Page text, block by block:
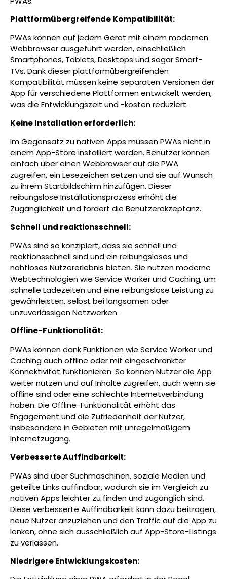
Plattformübergreifende Kompatibilität:
PWAs können auf jedem Gerät mit einem modernen
Webbrowser ausgeführt werden, einschließlich
Smartphones, Tablets, Desktops und sogar Smart-
TVs. Dank dieser plattformübergreifenden
Kompatibilität müssen keine separaten Versionen der
App für verschiedene Plattformen entwickelt werden,
was die Entwicklungszeit und -kosten reduziert.
Keine Installation erforderlich:
Im Gegensatz zu nativen Apps müssen PWAs nicht in
einem App-Store installiert werden. Benutzer können
einfach über einen Webbrowser auf die PWA
zugreifen, ein Lesezeichen setzen und sie auf Wunsch
zu ihrem Startbildschirm hinzufügen. Dieser
reibungslose Installationsprozess erhöht die
Zugänglichkeit und fördert die Benutzerakzeptanz.
Schnell und reaktionsschnell:
PWAs sind so konzipiert, dass sie schnell und
reaktionsschnell sind und ein reibungsloses und
nahtloses Nutzererlebnis bieten. Sie nutzen moderne
Webtechnologien wie Service Worker und Caching, um
schnelle Ladezeiten und eine reibungslose Leistung zu
gewährleisten, selbst bei langsamen oder
unzuverlässigen Netzwerken.
Offline-Funktionalität:
PWAs können dank Funktionen wie Service Worker und
Caching auch offline oder mit eingeschränkter
Konnektivität funktionieren. So können Nutzer die App
weiter nutzen und auf Inhalte zugreifen, auch wenn sie
offline sind oder eine schlechte Internetverbindung
haben. Die Offline-Funktionalität erhöht das
Engagement und die Zufriedenheit der Nutzer,
insbesondere in Gebieten mit unregelmäßigem
Internetzugang.
Verbesserte Auffindbarkeit:
PWAs sind über Suchmaschinen, soziale Medien und
geteilte Links auffindbar, wodurch sie im Vergleich zu
nativen Apps leichter zu finden und zugänglich sind.
Diese verbesserte Auffindbarkeit kann dazu beitragen,
neue Nutzer anzuziehen und den Traffic auf die App zu
lenken, ohne sich ausschließlich auf App-Store-Listings
zu verlassen.
Niedrigere Entwicklungskosten: